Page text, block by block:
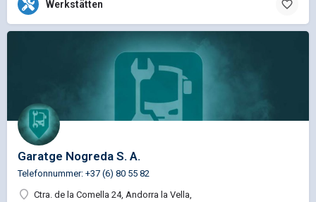
Werkstätten
Garatge Nogreda S. A.
Telefonnummer: +37 (6) 80 55 82
Ctra. de la Comella 24, Andorra la Vella,